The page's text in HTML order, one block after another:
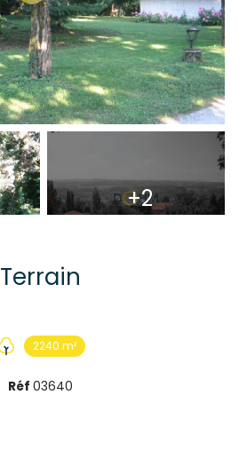
+2
Terrain
2240 m²
Réf 03640